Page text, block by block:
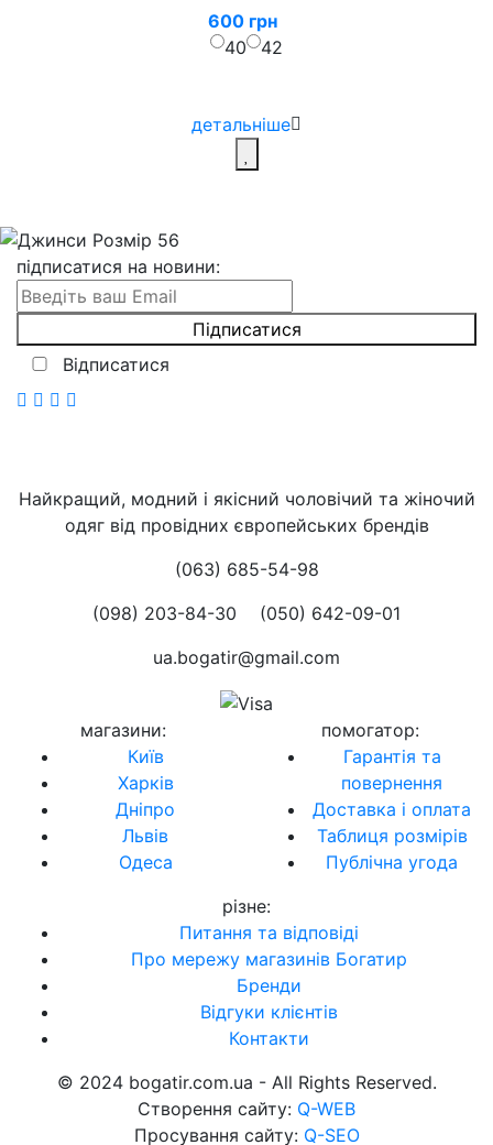
600 грн
40
42
детальніше
підписатися на новини:
Відписатися
Найкращий, модний і якісний чоловічий та жіночий
одяг від провідних європейських брендів
(063) 685-54-98
(098) 203-84-30
(050) 642-09-01
ua.bogatir@gmail.com
магазини:
Київ
Харків
Дніпро
Львів
Одеса
помогатор:
Гарантія та
повернення
Доставка і оплата
Таблиця розмірів
Публічна угода
різне:
Питання та відповіді
Про мережу магазинів Богатир
Бренди
Відгуки клієнтів
Контакти
© 2024 bogatir.com.ua - All Rights Reserved.
Створення сайту: Q-WEB
Просування сайту: Q-SEO